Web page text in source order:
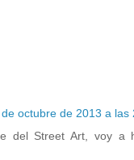
de octubre de 2013 a las
del Street Art, voy a